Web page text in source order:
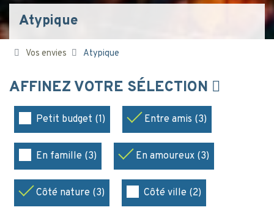
Atypique
Vos envies Atypique
AFFINEZ VOTRE SÉLECTION
Petit budget (1) Entre amis (3)
En famille (3) En amoureux (3)
Côté nature (3) Côté ville (2)